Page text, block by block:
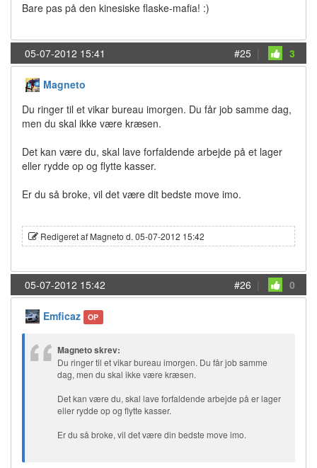
Bare pas på den kinesiske flaske-mafia! :)
05-07-2012 15:41 #25 | 3
Magneto
Du ringer til et vikar bureau imorgen. Du får job samme dag,
men du skal ikke være kræsen.
Det kan være du, skal lave forfaldende arbejde på et lager
eller rydde op og flytte kasser.
Er du så broke, vil det være dit bedste move imo.
Redigeret af Magneto d. 05-07-2012 15:42
05-07-2012 15:42 #26 | 0
Emficaz OP
Magneto skrev:
Du ringer til et vikar bureau imorgen. Du får job samme
dag, men du skal ikke være kræsen.
Det kan være du, skal lave forfaldende arbejde på er lager
eller rydde op og flytte kasser.
Er du så broke, vil det være din bedste move imo.